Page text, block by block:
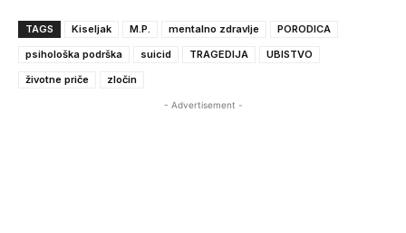
TAGS Kiseljak M.P. mentalno zdravlje
PORODICA
psihološka podrška
suicid TRAGEDIJA
UBISTVO
životne priče
zločin
- Advertisement -